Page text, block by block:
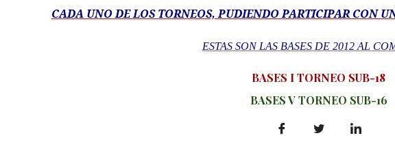
CADA UNO DE LOS TORNEOS, PUDIENDO PARTICIPAR CON
ESTAS SON LAS BASES DE 2012 AL
BASES I TORNEO SUB-18
BASES V TORNEO SUB-16